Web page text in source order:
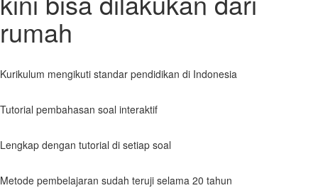
rumah
Kurikulum mengikuti standar pendidikan di Indonesia
Tutorial pembahasan soal interaktif
Lengkap dengan tutorial di setiap soal
Metode pembelajaran sudah teruji selama 20 tahun